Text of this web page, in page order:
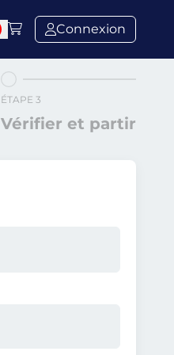
Connexion
ÉTAPE 3
Vérifier et partir